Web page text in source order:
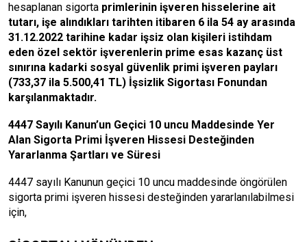
hesaplanan sigorta primlerinin işveren hisselerine ait
tutarı, işe alındıkları tarihten itibaren 6 ila 54 ay arasında
31.12.2022 tarihine kadar işsiz olan kişileri istihdam
eden özel sektör işverenlerin prime esas kazanç üst
sınırına kadarki sosyal güvenlik primi işveren payları
(733,37 ila 5.500,41 TL) İşsizlik Sigortası Fonundan
karşılanmaktadır.
4447 Sayılı Kanun’un Geçici 10 uncu Maddesinde Yer
Alan Sigorta Primi İşveren Hissesi Desteğinden
Yararlanma Şartları ve Süresi
4447 sayılı Kanunun geçici 10 uncu maddesinde öngörülen
sigorta primi işveren hissesi desteğinden yararlanılabilmesi
için,